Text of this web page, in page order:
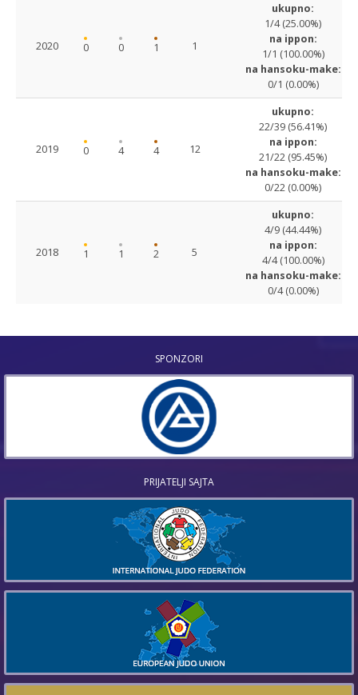
2020 0 0 1 1
ukupno:
1/4 (25.00%)
na ippon:
1/1 (100.00%)
na hansoku-make:
0/1 (0.00%)
2019 0 4 4 12
ukupno:
22/39 (56.41%)
na ippon:
21/22 (95.45%)
na hansoku-make:
0/22 (0.00%)
2018 1 1 2 5
ukupno:
4/9 (44.44%)
na ippon:
4/4 (100.00%)
na hansoku-make:
0/4 (0.00%)
SPONZORI
PRIJATELJI SAJTA